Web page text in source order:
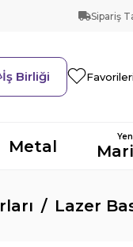
Sipariş
İş Birliği
Metal
Lazer